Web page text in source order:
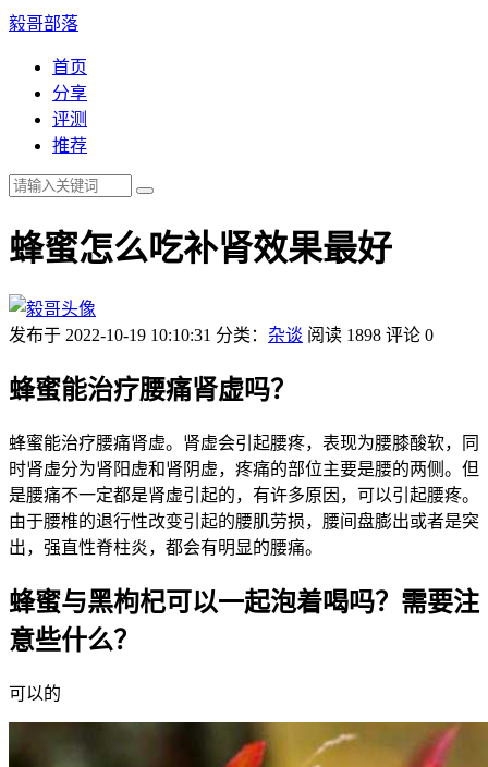
毅哥部落
首页
分享
评测
推荐
蜂蜜怎么吃补肾效果最好
发布于 2022-10-19 10:10:31 分类： 杂谈 阅读 1898 评论 0
蜂蜜能治疗腰痛肾虚吗？
蜂蜜能治疗腰痛肾虚。肾虚会引起腰疼，表现为腰膝酸软，同
时肾虚分为肾阳虚和肾阴虚，疼痛的部位主要是腰的两侧。但
是腰痛不一定都是肾虚引起的，有许多原因，可以引起腰疼。
由于腰椎的退行性改变引起的腰肌劳损，腰间盘膨出或者是突
出，强直性脊柱炎，都会有明显的腰痛。
蜂蜜与黑枸杞可以一起泡着喝吗？需要注
意些什么？
可以的